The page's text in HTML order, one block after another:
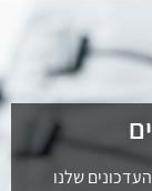
שלנו